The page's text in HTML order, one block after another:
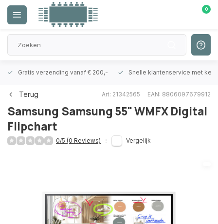
0
Gratis verzending vanaf € 200,- Snelle klantenservice met
Terug Art: 21342565 EAN: 8806097679912
Samsung Samsung 55" WMFX Digital
Flipchart
0/5 (0 Reviews) Vergelijk